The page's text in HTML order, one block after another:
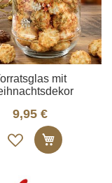
mit
9,95 €
Auf
die
In den